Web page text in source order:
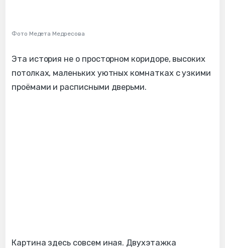
Фото Медета Медресова
Эта история не о просторном коридоре, высоких
потолках, маленьких уютных комнатках с узкими
проёмами и расписными дверьми.
Картина здесь совсем иная. Двухэтажка